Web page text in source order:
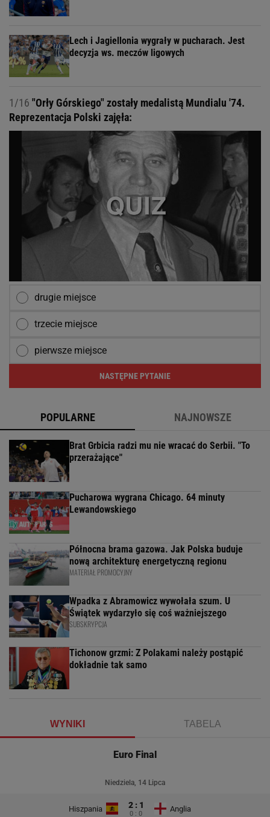
Lech i Jagiellonia wygrały w pucharach. Jest
decyzja ws. meczów ligowych
1/16 "Orły Górskiego" zostały medalistą Mundialu '74.
Reprezentacja Polski zajęła:
drugie miejsce
trzecie miejsce
pierwsze miejsce
NASTĘPNE PYTANIE
POPULARNE NAJNOWSZE
Brat Grbicia radzi mu nie wracać do Serbii. "To
przerażające"
Pucharowa wygrana Chicago. 64 minuty
Lewandowskiego
Północna brama gazowa. Jak Polska buduje
nową architekturę energetyczną regionu
MATERIAŁ PROMOCYJNY
Wpadka z Abramowicz wywołała szum. U
Świątek wydarzyło się coś ważniejszego
SUBSKRYPCJA
Tichonow grzmi: Z Polakami należy postąpić
dokładnie tak samo
WYNIKI TABELA
Euro Final
Niedziela, 14 Lipca
Hiszpania 2 : 1
0 : 0
Anglia